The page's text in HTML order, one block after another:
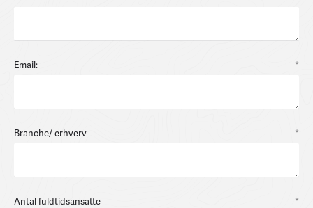
Email: *
Branche/ erhverv *
Antal fuldtidsansatte *